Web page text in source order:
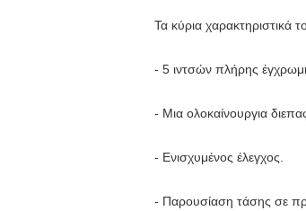
Τα κύρια χαρακτηριστικά
- 5 ιντσών πλήρης
- Μια ολοκαίνουργια
- Ενισχυμένος έλεγχος.
- Παρουσίαση τάσης σε